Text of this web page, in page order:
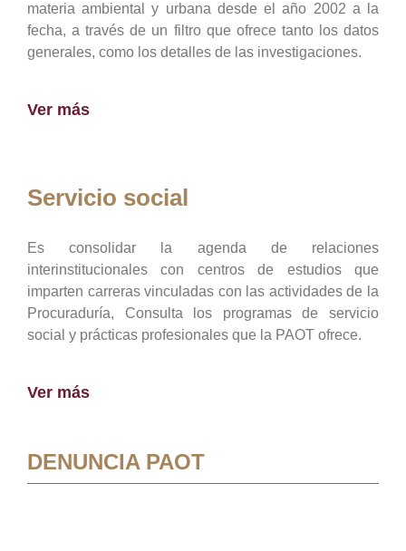
materia ambiental y urbana desde el año 2002 a la
fecha, a través de un filtro que ofrece tanto los datos
generales, como los detalles de las investigaciones.
Ver más
Servicio social
Es consolidar la agenda de relaciones
interinstitucionales con centros de estudios que
imparten carreras vinculadas con las actividades de la
Procuraduría, Consulta los programas de servicio
social y prácticas profesionales que la PAOT ofrece.
Ver más
DENUNCIA PAOT